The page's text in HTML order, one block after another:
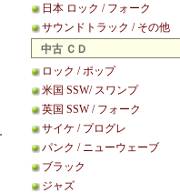
日本 ロック / フォーク
サウンドトラック / その他
中古 ＣＤ
ロック / ポップ
米国 SSW/ スワンプ
英国 SSW / フォーク
サイケ / プログレ
パンク / ニューウェーブ
ブラック
ジャズ